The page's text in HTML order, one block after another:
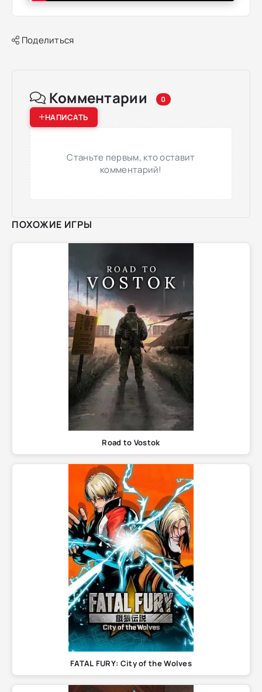
Поделиться
Комментарии 0
НАПИСАТЬ
Станьте первым, кто оставит
комментарий!
ПОХОЖИЕ ИГРЫ
Road to Vostok
FATAL FURY: City of the Wolves